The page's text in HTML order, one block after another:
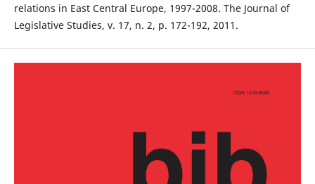
relations in East Central Europe, 1997-2008. The Journal of
Legislative Studies, v. 17, n. 2, p. 172-192, 2011.